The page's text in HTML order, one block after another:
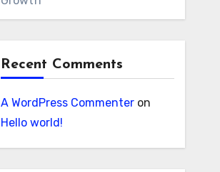
Recent Comments
A WordPress Commenteron
Hello world!